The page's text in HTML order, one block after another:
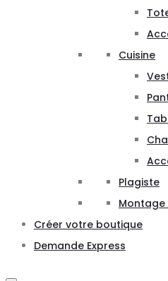
Cuisine
Plagiste
Créer votre boutique
Demande Express